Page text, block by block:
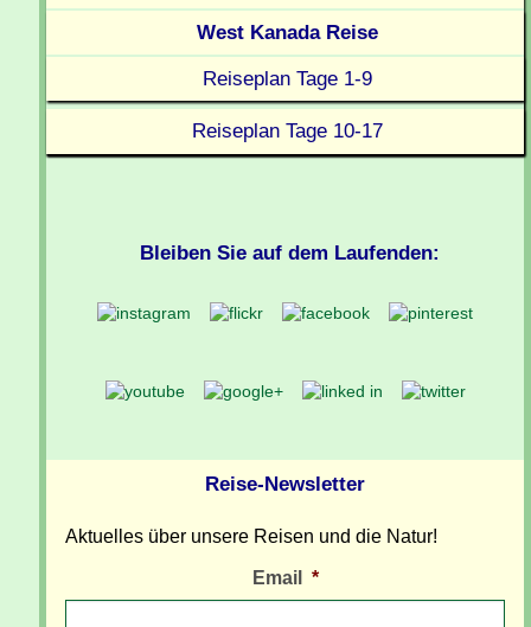
West Kanada Reise
Reiseplan Tage 1-9
Reiseplan Tage 10-17
Bleiben Sie auf dem Laufenden:
Reise-Newsletter
Aktuelles über unsere Reisen und die Natur!
Email *